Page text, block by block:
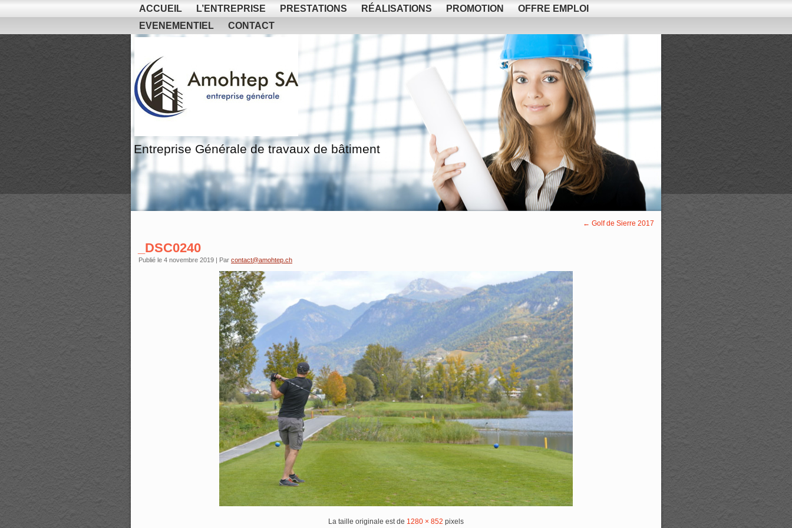
ACCUEIL L’ENTREPRISE PRESTATIONS RÉALISATIONS PROMOTION
OFFRE EMPLOI
EVENEMENTIEL
CONTACT
Entreprise Générale de travaux de bâtiment
← Golf de Sierre 2017
_DSC0240
Publié le 4 novembre 2019 | Par contact@amohtep.ch
La taille originale est de 1280 × 852 pixels